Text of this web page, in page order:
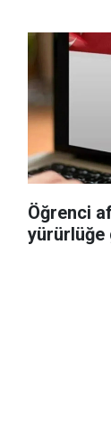
Öğrenci
yürürlüğe